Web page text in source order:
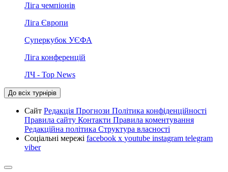
Ліга чемпіонів
Ліга Європи
Суперкубок УЄФА
Ліга конференцій
ЛЧ - Top News
До всіх турнірів
Сайт Редакція Прогнози Політика конфіденційності
Правила сайту Контакти Правила коментування
Редакційна політика Структура власності
Соціальні мережі facebook x youtube instagram telegram
viber